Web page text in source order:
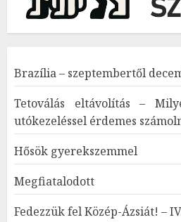
Brazília – szeptembertől
Tetoválás eltávolítás –
utókezeléssel érdemes
Hősök gyerekszemmel
Megfiatalodott
Fedezzük fel Közép-Ázsiát! –